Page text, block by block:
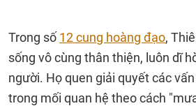
Trong số 12 cung hoàng đạo,
sống vô cùng thân thiện, luôn dĩ
người. Họ quen giải quyết các
trong mối quan hệ theo cách